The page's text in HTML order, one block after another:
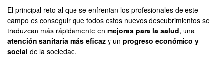
El principal reto al que se enfrentan los profesionales de este
campo es conseguir que todos estos nuevos descubrimientos se
traduzcan más rápidamente en mejoras para la salud, una
atención sanitaria más eficaz y un progreso económico y
social de la sociedad.